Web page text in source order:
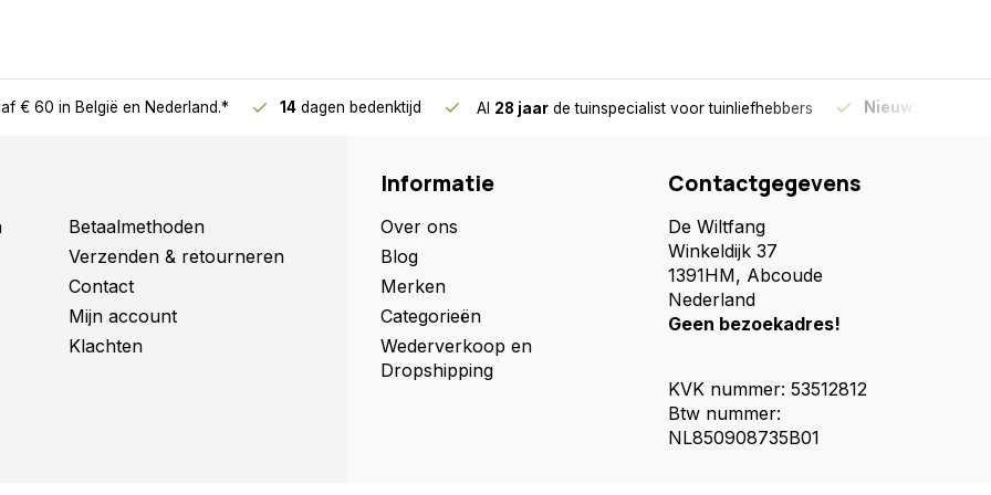
lost is het een prima
afstand te snoeien! En
moeite tussen de
meer op een trapje
gebruikt. Van harte
€ 60 in België en Nederland.* 14 dagen bedenktijd Al 28 jaar de tuinspecialist voor tuinliefhebbers Nieuw:
Betaalmethoden
Verzenden & retourneren
Contact
Mijn account
Klachten
Informatie
Over ons
Blog
Merken
Categorieën
Wederverkoop en
Dropshipping
Contactgegevens
De Wiltfang
Winkeldijk 37
1391HM, Abcoude
Nederland
Geen bezoekadres!
KVK nummer: 53512812
Btw nummer:
NL850908735B01